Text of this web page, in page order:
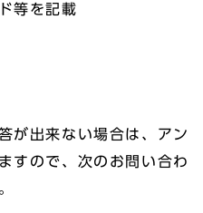
等を記載
が出来ない場合は、アン
すので、次のお問い合わ